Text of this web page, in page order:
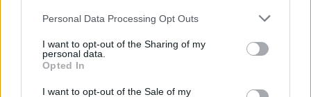
Please note that this website/app uses one or more Google
not limited to your visit or usage behaviour. You may click to
grant or deny consent to Google and its third-party tags to
use your data for below specified purposes in below Google
consent section.
Personal Data Processing Opt Outs
I want to opt-out of the Sharing of my
personal data.
Opted In
I want to opt-out of the Sale of my
A képek, amelyek soha nem
léteztek: AI-val